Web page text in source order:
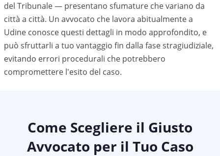
del Tribunale — presentano sfumature che variano da
città a città. Un avvocato che lavora abitualmente a
Udine conosce questi dettagli in modo approfondito, e
può sfruttarli a tuo vantaggio fin dalla fase stragiudiziale,
evitando errori procedurali che potrebbero
compromettere l'esito del caso.
Come Scegliere il Giusto
Avvocato per il Tuo Caso